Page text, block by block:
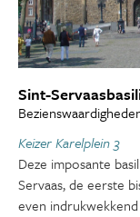
Sint-
Keizer Karelplein 3
Deze imposante
Servaas, de eerste
even